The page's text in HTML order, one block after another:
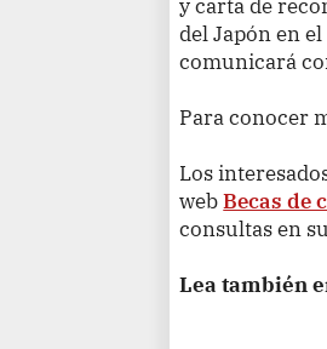
del Japón en
comunicará
Para conocer
Los
webBecas de
consultas en
Lea también